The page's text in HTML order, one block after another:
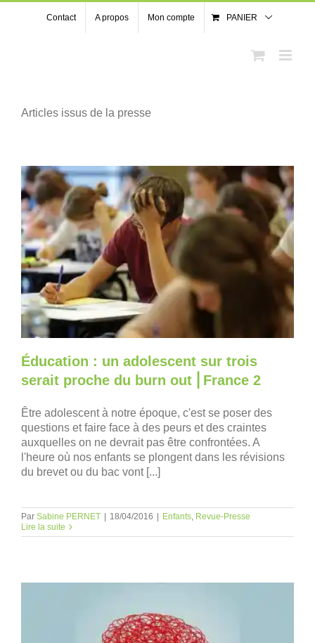
Contact A propos Mon compte PANIER
Articles issus de la presse
Éducation : un adolescent sur trois
serait proche du burn out ⎜France 2
Être adolescent à notre époque, c'est se poser des
questions et faire face à des peurs et des craintes
auxquelles on ne devrait pas être confrontées. A
l'heure où nos enfants se plongent dans les révisions
du brevet ou du bac vont [...]
Par Sabine PERNET 18/04/2016 Enfants, Revue-Presse
Lire la suite